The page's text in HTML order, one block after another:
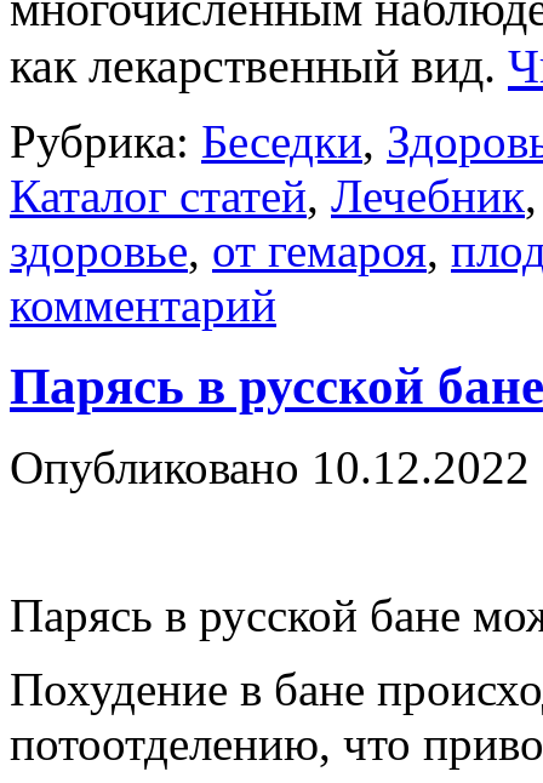
как лекарственный вид.
Рубрика: Беседки,
Каталог статей, Лечебник
здоровье, от гемароя,
комментарий
Парясь в русской
Опубликовано 10.12.2022
Парясь в русской бане
Похудение в бане
потоотделению, что